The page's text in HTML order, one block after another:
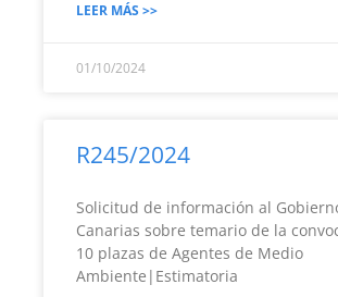
LEER MÁS >>
01/10/2024
R245/2024
Solicitud de información al
Canarias sobre temario de la
10 plazas de Agentes de Medio
Ambiente|Estimatoria